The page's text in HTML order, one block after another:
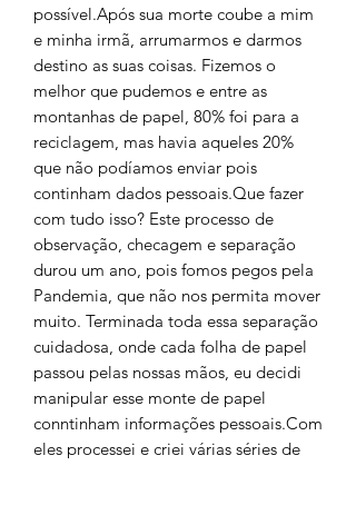
possível.Após sua morte coube a mim
e minha irmã, arrumarmos e darmos
destino as suas coisas. Fizemos o
melhor que pudemos e entre as
montanhas de papel, 80% foi para a
reciclagem, mas havia aqueles 20%
que não podíamos enviar pois
continham dados pessoais.Que fazer
com tudo isso? Este processo de
observação, checagem e separação
durou um ano, pois fomos pegos pela
Pandemia, que não nos permita mover
muito. Terminada toda essa separação
cuidadosa, onde cada folha de papel
passou pelas nossas mãos, eu decidi
manipular esse monte de papel
conntinham informações pessoais.Com
eles processei e criei várias séries de